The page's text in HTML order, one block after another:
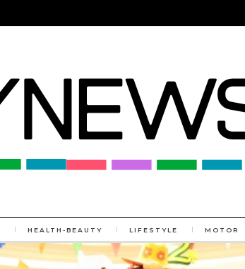
HEALTH-BEAUTY LIFESTYLE MOTOR